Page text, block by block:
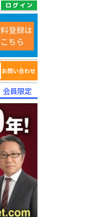
会員限定